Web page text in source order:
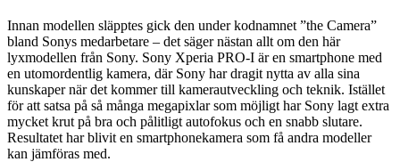
Innan modellen släpptes gick den under kodnamnet ”the Camera”
bland Sonys medarbetare – det säger nästan allt om den här
lyxmodellen från Sony. Sony Xperia PRO-I är en smartphone med
en utomordentlig kamera, där Sony har dragit nytta av alla sina
kunskaper när det kommer till kamerautveckling och teknik. Istället
för att satsa på så många megapixlar som möjligt har Sony lagt extra
mycket krut på bra och pålitligt autofokus och en snabb slutare.
Resultatet har blivit en smartphonekamera som få andra modeller
kan jämföras med.